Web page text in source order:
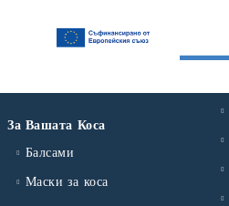
За Вашата Коса
Балсами
Маски за коса